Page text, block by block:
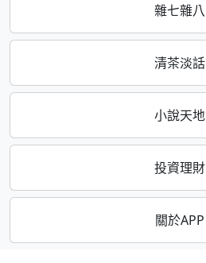
雜七雜八
清茶淡話
小說天地
投資理財
關於APP